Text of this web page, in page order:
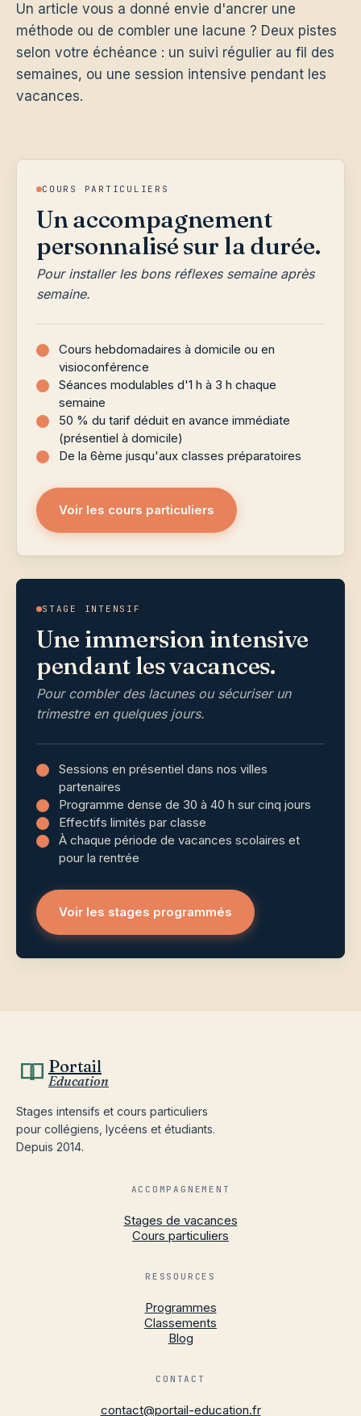
Un article vous a donné envie d'ancrer une
méthode ou de combler une lacune ? Deux pistes
selon votre échéance : un suivi régulier au fil des
semaines, ou une session intensive pendant les
vacances.
COURS PARTICULIERS
Un accompagnement
personnalisé sur la durée.
Pour installer les bons réflexes semaine après
semaine.
Cours hebdomadaires à domicile ou en
visioconférence
Séances modulables d'1 h à 3 h chaque
semaine
50 % du tarif déduit en avance immédiate
(présentiel à domicile)
De la 6ème jusqu'aux classes préparatoires
Voir les cours particuliers
STAGE INTENSIF
Une immersion intensive
pendant les vacances.
Pour combler des lacunes ou sécuriser un
trimestre en quelques jours.
Sessions en présentiel dans nos villes
partenaires
Programme dense de 30 à 40 h sur cinq jours
Effectifs limités par classe
À chaque période de vacances scolaires et
pour la rentrée
Voir les stages programmés
Portail
Education
Stages intensifs et cours particuliers
pour collégiens, lycéens et étudiants.
Depuis 2014.
ACCOMPAGNEMENT
Stages de vacances
Cours particuliers
RESSOURCES
Programmes
Classements
Blog
CONTACT
contact@portail-education.fr